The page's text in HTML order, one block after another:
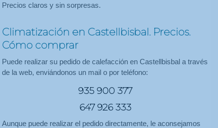
Precios claros y sin sorpresas.
Climatización en Castellbisbal. Precios.
Cómo comprar
Puede realizar su pedido de calefacción en Castellbisbal a través
de la web, enviándonos un mail o por teléfono:
935 900 377
647 926 333
Aunque puede realizar el pedido directamente, le aconsejamos